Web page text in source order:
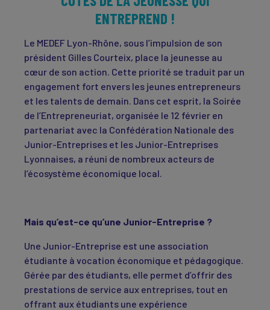
ENTREPREND !
Le MEDEF Lyon-Rhône, sous l’impulsion de son
président Gilles Courteix, place la jeunesse au
cœur de son action. Cette priorité se traduit par un
engagement fort envers les jeunes entrepreneurs
et les talents de demain. Dans cet esprit, la Soirée
de l’Entrepreneuriat, organisée le 12 février en
partenariat avec la Confédération Nationale des
Junior-Entreprises et les Junior-Entreprises
Lyonnaises, a réuni de nombreux acteurs de
l’écosystème économique local.
Mais qu’est-ce qu’une Junior-Entreprise ?
Une Junior-Entreprise est une association
étudiante à vocation économique et pédagogique.
Gérée par des étudiants, elle permet d’offrir des
prestations de service aux entreprises, tout en
offrant aux étudiants une expérience